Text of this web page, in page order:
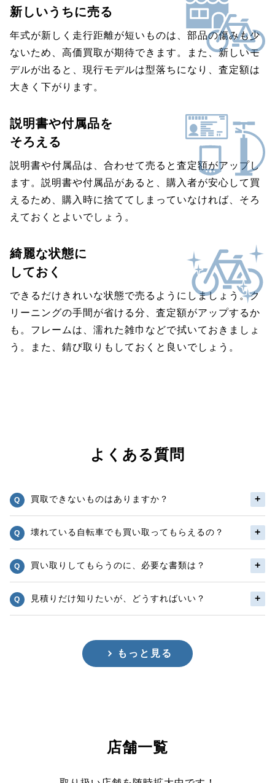
新しいうちに売る
年式が新しく走行距離が短いものは、部品の傷みも少
ないため、高価買取が期待できます。また、新しいモ
デルが出ると、現行モデルは型落ちになり、査定額は
大きく下がります。
説明書や付属品を
そろえる
説明書や付属品は、合わせて売ると査定額がアップし
ます。説明書や付属品があると、購入者が安心して買
えるため、購入時に捨ててしまっていなければ、そろ
えておくとよいでしょう。
綺麗な状態に
しておく
できるだけきれいな状態で売るようにしましょう。ク
リーニングの手間が省ける分、査定額がアップするか
も。フレームは、濡れた雑巾などで拭いておきましょ
う。また、錆び取りもしておくと良いでしょう。
よくある質問
買取できないものはありますか？
壊れている自転車でも買い取ってもらえるの？
買い取りしてもらうのに、必要な書類は？
見積りだけ知りたいが、どうすればいい？
もっと見る
店舗一覧